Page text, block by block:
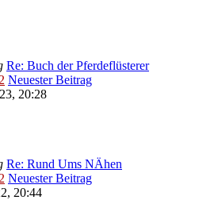
Re: Buch der Pferdeflüsterer
Neuester Beitrag
20:28
Re: Rund Ums NÄhen
Neuester Beitrag
20:44